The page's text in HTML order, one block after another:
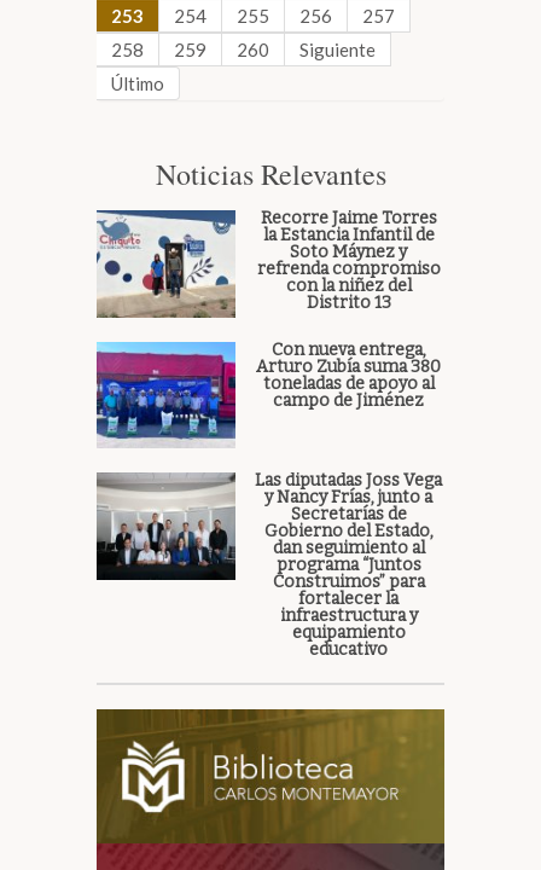
253
254 255 256
257
258
259 260
Siguiente
Último
Noticias Relevantes
Recorre Jaime Torres
la Estancia Infantil de
Soto Máynez y
refrenda compromiso
con la niñez del
Distrito 13
Con nueva entrega,
Arturo Zubía suma 380
toneladas de apoyo al
campo de Jiménez
Las diputadas Joss Vega
y Nancy Frías, junto a
Secretarías de
Gobierno del Estado,
dan seguimiento al
programa “Juntos
Construimos” para
fortalecer la
infraestructura y
equipamiento
educativo